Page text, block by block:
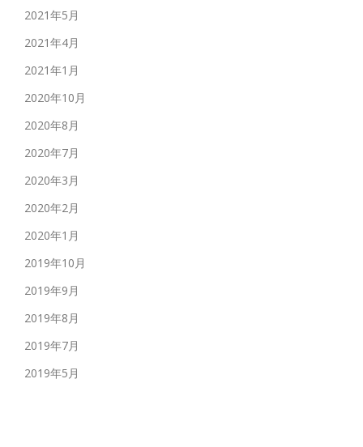
2021年5月
2021年4月
2021年1月
2020年10月
2020年8月
2020年7月
2020年3月
2020年2月
2020年1月
2019年10月
2019年9月
2019年8月
2019年7月
2019年5月